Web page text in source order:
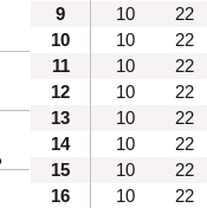
9
10 22
10
10 22
11
10 22
12
10 22
13
10 22
14
10 22
15
10 22
16
10 22